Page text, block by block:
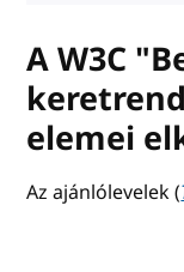
A W3C
elemei
Az ajánlólevelek (